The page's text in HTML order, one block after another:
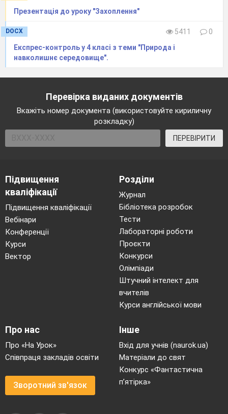
Презентація до уроку "Захоплення"
DOCX 5411
0
Експрес-контроль у 4 класі з теми "Природа і
навколишнє середовище".
Перевірка виданих документів
Вкажіть номер документа (використовуйте кириличну
розкладку)
ПЕРЕВІРИТИ
Підвищення
кваліфікації
Підвищення кваліфікації
Вебінари
Конференції
Курси
Вектор
Розділи
Журнал
Бібліотека розробок
Тести
Лабораторні роботи
Проєкти
Конкурси
Олімпіади
Штучний інтелект для
вчителів
Курси англійської мови
Про нас
Про «На Урок»
Співпраця закладів освіти
Зворотний зв'язок
Інше
Вхід для учнів (naurok.ua)
Матеріали до свят
Конкурс «Фантастична
п’ятірка»